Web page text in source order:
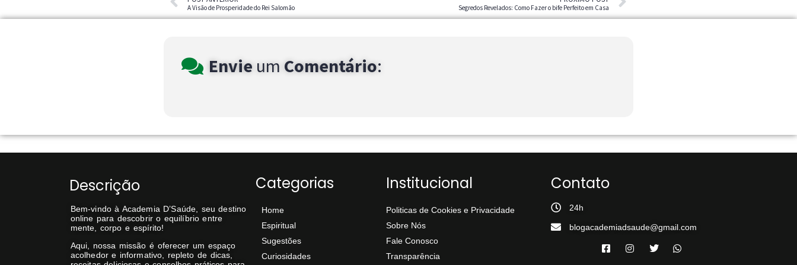
A Visão de Prosperidade do Rei Salomão Segredos Revelados: Como Fazer o bife Perfeito em Casa
Envie um Comentário:
Descrição
Bem-vindo à Academia D’Saúde, seu destino
online para descobrir o equilíbrio entre
mente, corpo e espírito!
Aqui, nossa missão é oferecer um espaço
acolhedor e informativo, repleto de dicas,
Categorias
Home
Espiritual
Sugestões
Curiosidades
Institucional
Politicas de Cookies e Privacidade
Sobre Nós
Fale Conosco
Transparência
Contato
24h
blogacademiadsaude@gmail.com